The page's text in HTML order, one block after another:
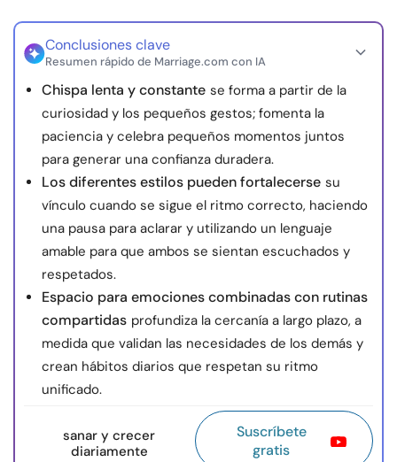
Conclusiones clave
Resumen rápido de Marriage.com con IA
Chispa lenta y constante se forma a partir de la
curiosidad y los pequeños gestos; fomenta la
paciencia y celebra pequeños momentos juntos
para generar una confianza duradera.
Los diferentes estilos pueden fortalecerse su
vínculo cuando se sigue el ritmo correcto, haciendo
una pausa para aclarar y utilizando un lenguaje
amable para que ambos se sientan escuchados y
respetados.
Espacio para emociones combinadas con rutinas
compartidas profundiza la cercanía a largo plazo, a
medida que validan las necesidades de los demás y
crean hábitos diarios que respetan su ritmo
unificado.
sanar y crecer
diariamente
Suscríbete
gratis